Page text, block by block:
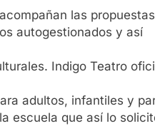
las
autogestionados y así
Indigo Teatro
adultos, infantiles y
escuela que así lo